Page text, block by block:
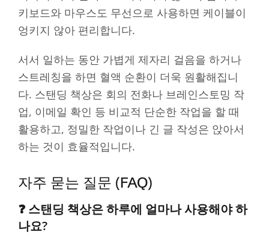
키보드와 마우스도 무선으로 사용하면 케이블이
엉키지 않아 편리합니다.
서서 일하는 동안 가볍게 제자리 걸음을 하거나
스트레칭을 하면 혈액 순환이 더욱 원활해집니
다. 스탠딩 책상은 회의 전화나 브레인스토밍 작
업, 이메일 확인 등 비교적 단순한 작업을 할 때
활용하고, 정밀한 작업이나 긴 글 작성은 앉아서
하는 것이 효율적입니다.
자주 묻는 질문 (FAQ)
❓ 스탠딩 책상은 하루에 얼마나 사용해야 하
나요?